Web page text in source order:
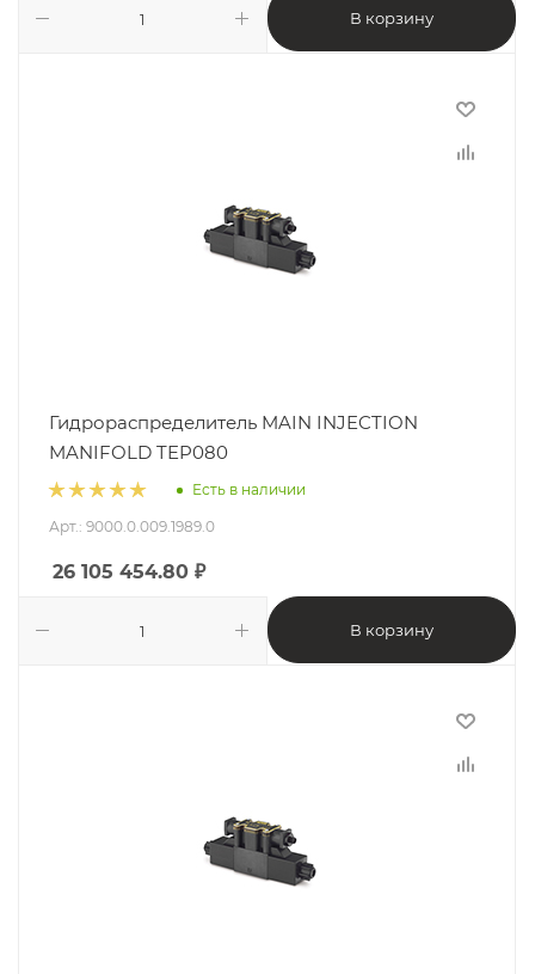
В корзину
Гидрораспределитель MAIN INJECTION
MANIFOLD TEP080
Есть в наличии
Арт.: 9000.0.009.1989.0
26 105 454.80 ₽
В корзину